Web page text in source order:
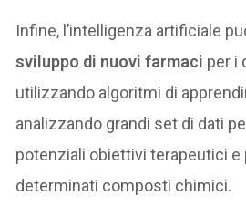
Infine, l’intelligenza artificiale
sviluppo di nuovi farmaci per i
utilizzando algoritmi di
analizzando grandi set di dati
potenziali obiettivi terapeutici e
determinati composti chimici.